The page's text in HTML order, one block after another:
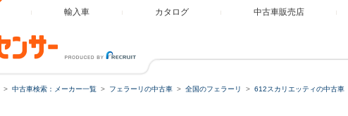
輸入車 カタログ 中古車販売店
中古車検索：メーカー一覧 フェラーリの中古車 全国のフェラーリ 612スカリエッティの中古車